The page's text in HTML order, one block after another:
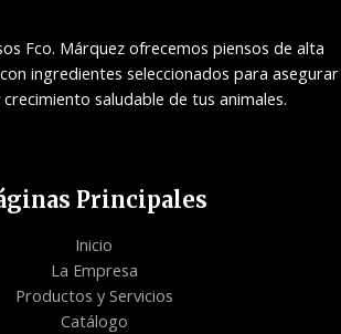
Fco. Márquez ofrecemos piensos de alta
ingredientes seleccionados para asegurar
saludable de tus animales.
Principales
Inicio
La Empresa
Productos y Servicios
Catálogo